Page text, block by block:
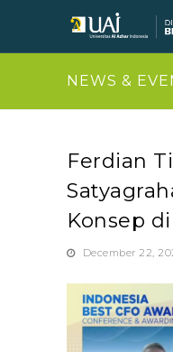
NEWS &
Ferdian
Konsep
December 22,